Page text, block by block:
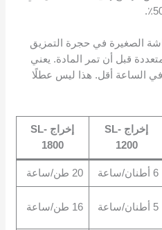
الصغيرة في حجرة التمزيق
قبل أن تمر المادة. يعني
في الساعة أقل. هذا ليس عطلًا
إخراج SL-
1200
إخراج SL-
1800
6 أطنان/ساعة 20 طن/ساعة
5 أطنان/ساعة 16 طن/ساعة